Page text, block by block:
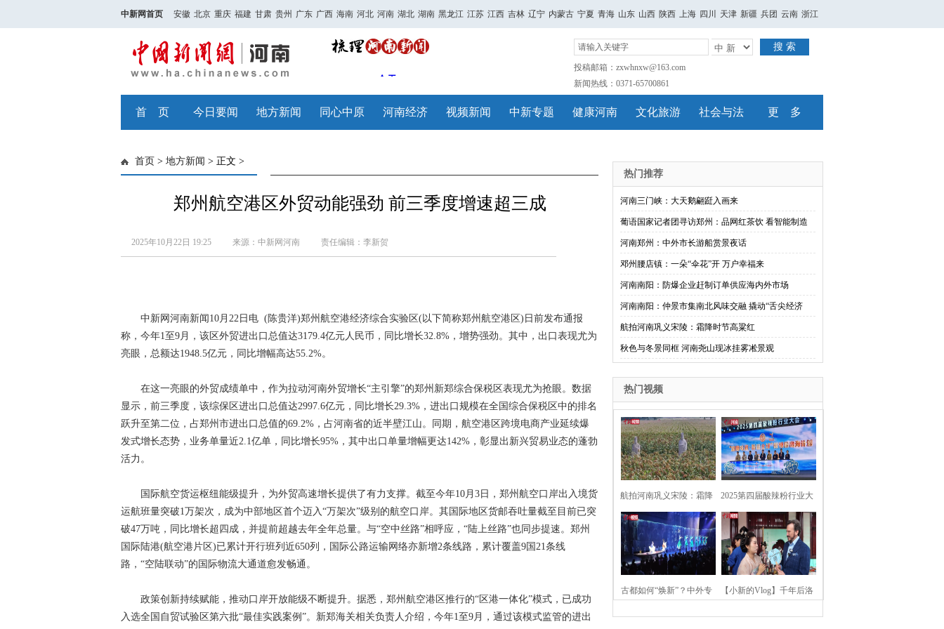
中新网首页 安徽 北京 重庆 福建 甘肃 贵州 广东 广西 海南 河北 河南 湖北 湖南 黑龙江 江苏 江西 吉林 辽宁 内蒙古 宁夏 青海 山东 山西 陕西 上海 四川 天津 新疆 兵团 云南 浙江
搜 索
投稿邮箱：zxwhnxw@163.com
新闻热线：0371-65700861
首 页 今日要闻 地方新闻 同心中原 河南经济 视频新闻 中新专题 健康河南 文化旅游 社会与法 更 多
首页 > 地方新闻 > 正文 >
郑州航空港区外贸动能强劲 前三季度增速超三成
2025年10月22日 19:25 来源：中新网河南 责任编辑：李新贺
中新网河南新闻10月22日电 (陈贵洋)郑州航空港经济综合实验区(以下简称郑州航空港区)日前发布通报
称，今年1至9月，该区外贸进出口总值达3179.4亿元人民币，同比增长32.8%，增势强劲。其中，出口表现尤为
亮眼，总额达1948.5亿元，同比增幅高达55.2%。
在这一亮眼的外贸成绩单中，作为拉动河南外贸增长“主引擎”的郑州新郑综合保税区表现尤为抢眼。数据
显示，前三季度，该综保区进出口总值达2997.6亿元，同比增长29.3%，进出口规模在全国综合保税区中的排名
跃升至第二位，占郑州市进出口总值的69.2%，占河南省的近半壁江山。同期，航空港区跨境电商产业延续爆
发式增长态势，业务单量近2.1亿单，同比增长95%，其中出口单量增幅更达142%，彰显出新兴贸易业态的蓬勃
活力。
国际航空货运枢纽能级提升，为外贸高速增长提供了有力支撑。截至今年10月3日，郑州航空口岸出入境货
运航班量突破1万架次，成为中部地区首个迈入“万架次”级别的航空口岸。其国际地区货邮吞吐量截至目前已突
破47万吨，同比增长超四成，并提前超越去年全年总量。与“空中丝路”相呼应，“陆上丝路”也同步提速。郑州
国际陆港(航空港片区)已累计开行班列近650列，国际公路运输网络亦新增2条线路，累计覆盖9国21条线
路，“空陆联动”的国际物流大通道愈发畅通。
政策创新持续赋能，推动口岸开放能级不断提升。据悉，郑州航空港区推行的“区港一体化”模式，已成功
入选全国自贸试验区第六批“最佳实践案例”。新郑海关相关负责人介绍，今年1至9月，通过该模式监管的进出
热门推荐
河南三门峡：大天鹅翩跹入画来
葡语国家记者团寻访郑州：品网红茶饮 看智能制造
河南郑州：中外市长游船赏景夜话
邓州腰店镇：一朵“伞花”开 万户幸福来
河南南阳：防爆企业赶制订单供应海内外市场
河南南阳：仲景市集南北风味交融 撬动“舌尖经济
航拍河南巩义宋陵：霜降时节高粱红
秋色与冬景同框 河南尧山现冰挂雾凇景观
热门视频
航拍河南巩义宋陵：霜降
时节高粱红
2025第四届酸辣粉行业大
会在河南开封举行
古都如何“焕新”？中外专 【小新的Vlog】千年后洛